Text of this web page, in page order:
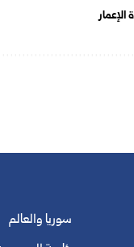
سوريا والعالم